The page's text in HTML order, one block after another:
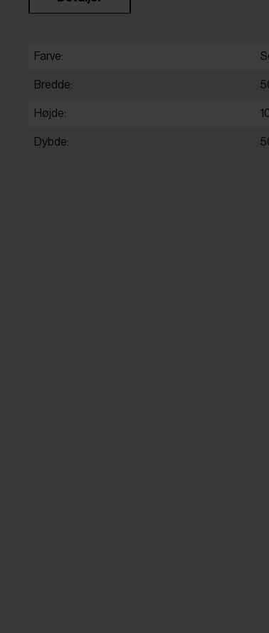
Farve:
Bredde:
Højde:
Dybde: